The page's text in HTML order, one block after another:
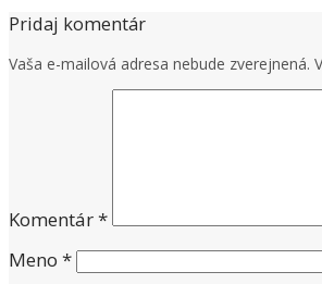
Pridaj komentár
Vaša e-mailová adresa nebude zverejnená.
Komentár*
Meno *